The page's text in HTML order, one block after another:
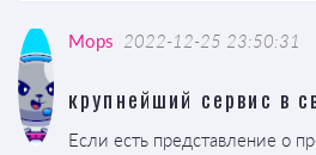
Mops 2022-12-25 23:50:31
крупнейший сервис в
Если есть представление о